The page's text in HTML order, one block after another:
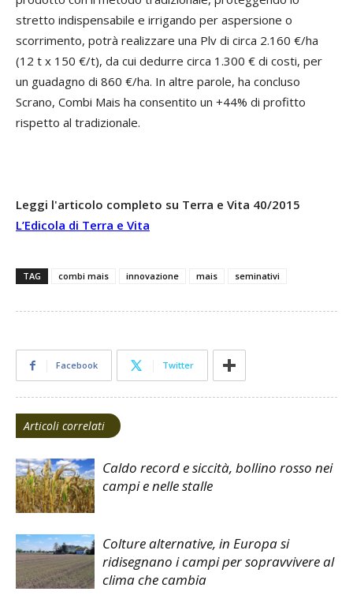
stretto indispensabile e irrigando per aspersione o
scorrimento, potrà realizzare una Plv di circa 2.160 €/ha
(12 t x 150 €/t), da cui dedurre circa 1.300 € di costi, per
un guadagno di 860 €/ha. In altre parole, ha concluso
Scrano, Combi Mais ha consentito un +44% di profitto
rispetto al tradizionale.
Leggi l'articolo completo su Terra e Vita 40/2015
L’Edicola di Terra e Vita
TAG combi mais innovazione mais seminativi
Facebook Twitter
Articoli correlati
Caldo record e siccità, bollino rosso nei
campi e nelle stalle
Colture alternative, in Europa si
ridisegnano i campi per sopravvivere al
clima che cambia